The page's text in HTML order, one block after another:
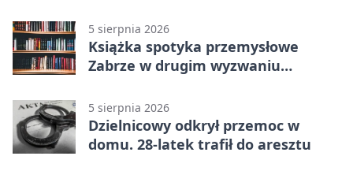
5 sierpnia 2026
Książka spotyka przemysłowe
Zabrze w drugim wyzwaniu
5 sierpnia 2026
Dzielnicowy odkrył przemoc w
domu. 28-latek trafił do aresztu